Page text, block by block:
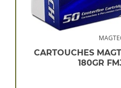
CARTOUCHES
180GR